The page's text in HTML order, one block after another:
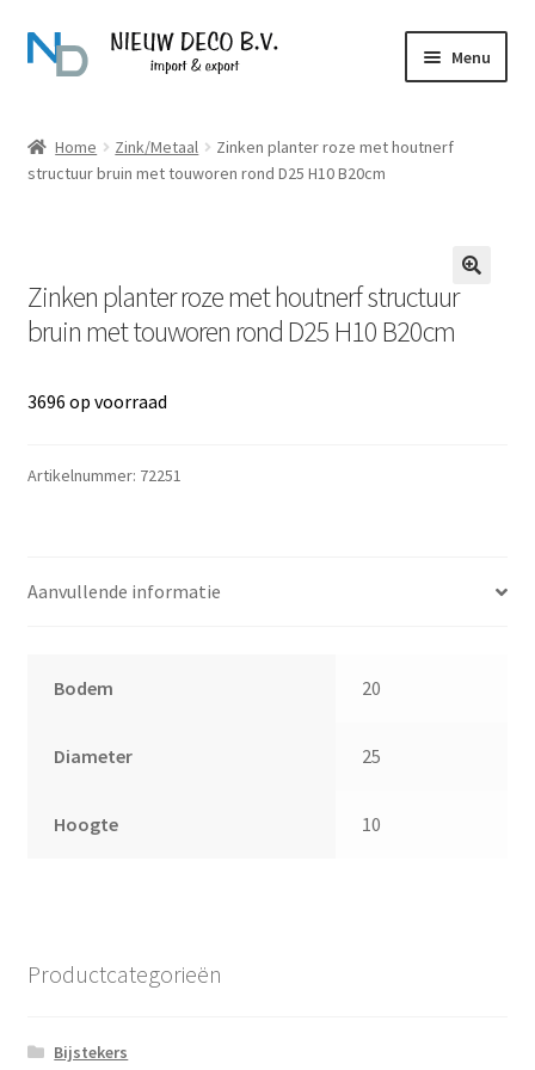
Ga
door
navigatie
Ga
naar
inhoud
Menu
Producten
Home Zink/Metaal
Zinken planter roze met houtnerf
structuur bruin met touworen rond D25 H10 B20cm
Zinken planter roze met houtnerf structuur
bruin met touworen rond D25 H10 B20cm
3696 op voorraad
Artikelnummer: 72251
Aanvullende informatie
Bodem 20
Diameter 25
Hoogte 10
Productcategorieën
Bijstekers